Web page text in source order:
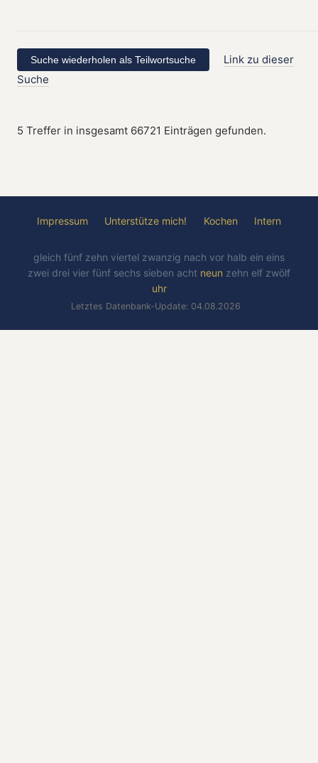
Link zu dieser
Suche
5 Treffer in insgesamt 66721 Einträgen gefunden.
Impressum Unterstütze mich! Kochen Intern
gleich fünf zehn viertel zwanzig nach vor halb ein eins
zwei drei vier fünf sechs sieben acht neun zehn elf zwölf
uhr
Letztes Datenbank-Update: 04.08.2026